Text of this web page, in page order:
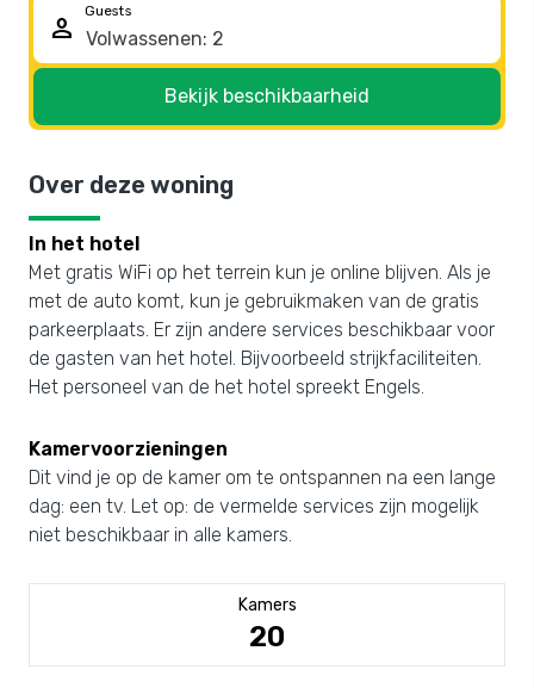
person
Guests
Bekijk beschikbaarheid
Over deze woning
In het hotel
Met gratis WiFi op het terrein kun je online blijven. Als je
met de auto komt, kun je gebruikmaken van de gratis
parkeerplaats. Er zijn andere services beschikbaar voor
de gasten van het hotel. Bijvoorbeeld strijkfaciliteiten.
Het personeel van de het hotel spreekt Engels.
Kamervoorzieningen
Dit vind je op de kamer om te ontspannen na een lange
dag: een tv. Let op: de vermelde services zijn mogelijk
niet beschikbaar in alle kamers.
Kamers
20